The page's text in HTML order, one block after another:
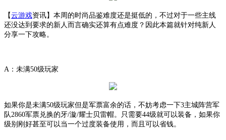
【云游戏资讯】 本周的时尚品鉴难度还是挺低的，不过对于一些主线
还没达到要求的新人而言确实还算有点难度？因此本篇就针对纯新人
分享一下攻略。
A：未满50级玩家
如果你是未满50级玩家但是军票富余的话，不妨考虑一下3主城阵营军
队2860军票兑换的牙/漩/耀士贝雷帽。只需要44级就可以装备，如果你
级别刚好甚至可以当一个过度装备使用，而且可以省钱。